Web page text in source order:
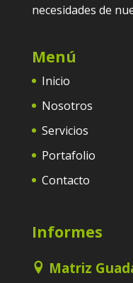
necesidades de
Menú
Inicio
Nosotros
Servicios
Portafolio
Contacto
Informes
Matriz